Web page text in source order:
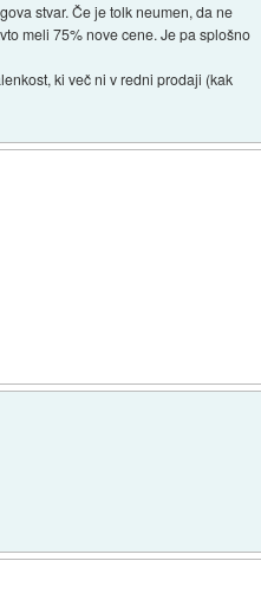
stvar. Če je tolk neumen, da ne
meli 75% nove cene. Je pa splošno
ki več ni v redni prodaji (kak